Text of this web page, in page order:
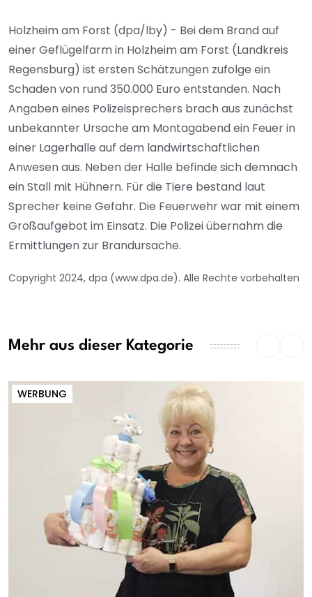
Holzheim am Forst (dpa/lby) - Bei dem Brand auf
einer Geflügelfarm in Holzheim am Forst (Landkreis
Regensburg) ist ersten Schätzungen zufolge ein
Schaden von rund 350.000 Euro entstanden. Nach
Angaben eines Polizeisprechers brach aus zunächst
unbekannter Ursache am Montagabend ein Feuer in
einer Lagerhalle auf dem landwirtschaftlichen
Anwesen aus. Neben der Halle befinde sich demnach
ein Stall mit Hühnern. Für die Tiere bestand laut
Sprecher keine Gefahr. Die Feuerwehr war mit einem
Großaufgebot im Einsatz. Die Polizei übernahm die
Ermittlungen zur Brandursache.
Copyright 2024, dpa (www.dpa.de). Alle Rechte vorbehalten
Mehr aus dieser Kategorie
WERBUNG